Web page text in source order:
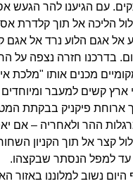
עם הגיענו להר הגעש
הליכה אל תוך קלדרת
אל אגם הלוע נרד אל אגם
בדרכנו חזרה נצפה על
מכנים אותו "מלכת
ארץ קשים למעבר
ארוחת פיקניק בבקתת
ההר ולאחריה – אם
קצר אל תוך הקניון
למפל הנסתר שבקצהו.
היום נשוב למלוננו באזור